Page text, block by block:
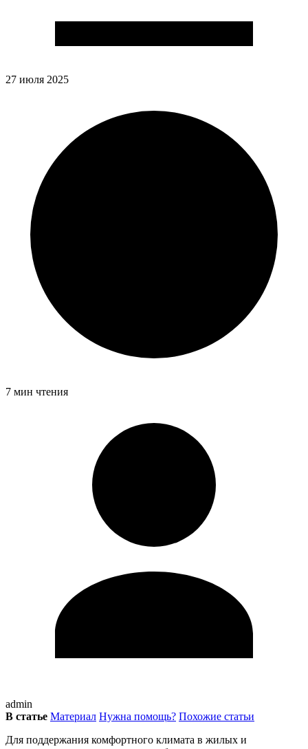
27 июля 2025
7 мин чтения
admin
В статье Материал Нужна помощь? Похожие статьи
Для поддержания комфортного климата в жилых и